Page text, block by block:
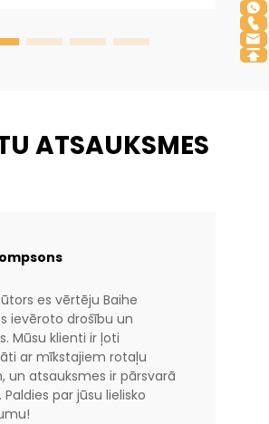
ATSAUKSMES
es vērtēju Baihe
ievēroto drošību un
Mūsu klienti ir ļoti
ar mīkstajiem rotaļu
un atsauksmes ir pārsvarā
par jūsu lielisko